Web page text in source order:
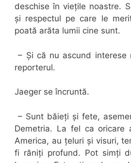
deschise în viețile noastre.
și respectul pe care le
poată arăta lumii cine sunt.
– Și că nu ascund interese
reporterul.
Jaeger se încruntă.
– Sunt băieți și fete,
Demetria. La fel ca oricare
America, au țeluri și visuri,
fi răniți profund. Pot simți